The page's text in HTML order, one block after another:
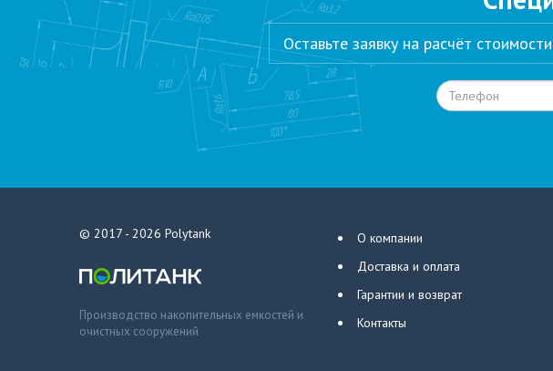
Оставьте заявку на расчёт
© 2017 - 2026 Polytank
Производство накопительных емкостей и
очистных сооружений
О компании
Доставка и оплата
Гарантии и возврат
Контакты